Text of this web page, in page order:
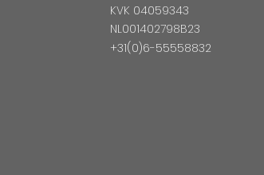
KVK 04059343
NL001402798B23
+31(0)6-55558832